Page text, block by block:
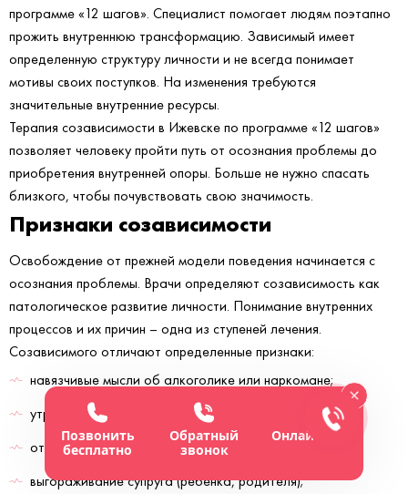
программе «12 шагов». Специалист помогает людям поэтапно
прожить внутреннюю трансформацию. Зависимый имеет
определенную структуру личности и не всегда понимает
мотивы своих поступков. На изменения требуются
значительные внутренние ресурсы.
Терапия созависимости в Ижевске по программе «12 шагов»
позволяет человеку пройти путь от осознания проблемы до
приобретения внутренней опоры. Больше не нужно спасать
близкого, чтобы почувствовать свою значимость.
Признаки созависимости
Освобождение от прежней модели поведения начинается с
осознания проблемы. Врачи определяют созависимость как
патологическое развитие личности. Понимание внутренних
процессов и их причин – одна из ступеней лечения.
Созависимого отличают определенные признаки:
навязчивые мысли об алкоголике или наркомане;
утрата контроля над собственной жизнью;
отрицание проблемы;
выгораживание супруга (ребенка, родителя);
Позвонить
бесплатно
Обратный
звонок
Онлайн-чат